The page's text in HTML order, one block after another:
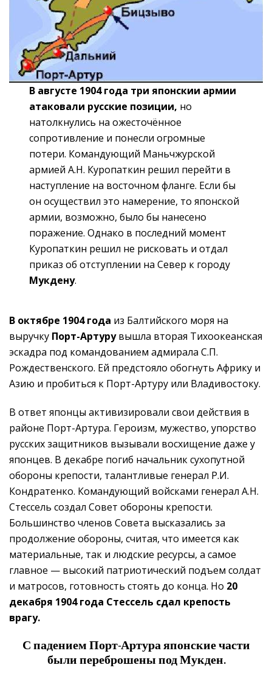
В августе 1904 года три японскии армии
атаковали русские позиции, но
натолкнулись на ожесточённое
сопротивление и понесли огромные
потери. Командующий Маньчжурской
армией А.Н. Куропаткин решил перейти в
наступление на восточном фланге. Если бы
он осуществил это намерение, то японской
армии, возможно, было бы нанесено
поражение. Однако в последний момент
Куропаткин решил не рисковать и отдал
приказ об отступлении на Север к городу
Мукдену.
В октябре 1904 года из Балтийского моря на
выручку Порт-Артурувышла вторая Тихоокеанская
эскадра под командованием адмирала С.П.
Рождественского. Ей предстояло обогнуть Африку и
Азию и пробиться к Порт-Артуру или Владивостоку.
В ответ японцы активизировали свои действия в
районе Порт-Артура. Героизм, мужество, упорство
русских защитников вызывали восхищение даже у
японцев. В декабре погиб начальник сухопутной
обороны крепости, талантливые генерал Р.И.
Кондратенко. Командующий войсками генерал А.Н.
Стессель создал Совет обороны крепости.
Большинство членов Совета высказались за
продолжение обороны, считая, что имеется как
материальные, так и людские ресурсы, а самое
главное — высокий патриотический подъем солдат
и матросов, готовность стоять до конца. Но 20
декабря 1904 года Стессель сдал крепость
врагу.
С падением Порт-Артураяпонские части
были переброшены под Мукден.